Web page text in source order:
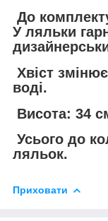
До
У ляльки
Хвіст
воді.
Висота: 34
Усього до
ляльок.
Приховати